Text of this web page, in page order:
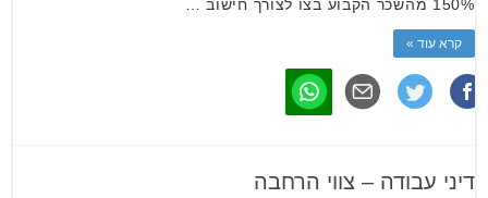
150% מהשכר הקבוע בצו לצורך חישוב …
קרא עוד »
דיני עבודה – צווי הרחבה